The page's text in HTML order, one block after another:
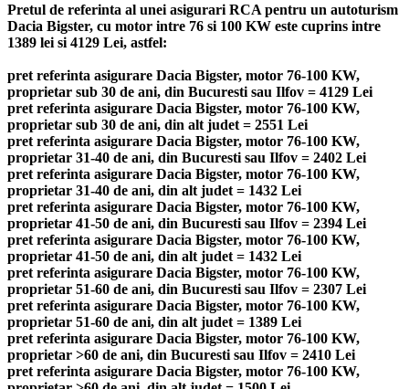
Pretul de referinta al unei asigurari RCA pentru un autoturism
Dacia Bigster, cu motor intre 76 si 100 KW este cuprins intre
1389 lei si 4129 Lei, astfel:
pret referinta asigurare Dacia Bigster, motor 76-100 KW,
proprietar sub 30 de ani, din Bucuresti sau Ilfov = 4129 Lei
pret referinta asigurare Dacia Bigster, motor 76-100 KW,
proprietar sub 30 de ani, din alt judet = 2551 Lei
pret referinta asigurare Dacia Bigster, motor 76-100 KW,
proprietar 31-40 de ani, din Bucuresti sau Ilfov = 2402 Lei
pret referinta asigurare Dacia Bigster, motor 76-100 KW,
proprietar 31-40 de ani, din alt judet = 1432 Lei
pret referinta asigurare Dacia Bigster, motor 76-100 KW,
proprietar 41-50 de ani, din Bucuresti sau Ilfov = 2394 Lei
pret referinta asigurare Dacia Bigster, motor 76-100 KW,
proprietar 41-50 de ani, din alt judet = 1432 Lei
pret referinta asigurare Dacia Bigster, motor 76-100 KW,
proprietar 51-60 de ani, din Bucuresti sau Ilfov = 2307 Lei
pret referinta asigurare Dacia Bigster, motor 76-100 KW,
proprietar 51-60 de ani, din alt judet = 1389 Lei
pret referinta asigurare Dacia Bigster, motor 76-100 KW,
proprietar >60 de ani, din Bucuresti sau Ilfov = 2410 Lei
pret referinta asigurare Dacia Bigster, motor 76-100 KW,